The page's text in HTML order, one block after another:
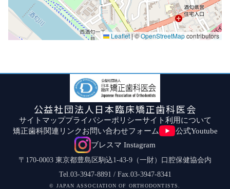
Leaflet|©OpenStreetMapcontributors
公益社団法人日本臨床矯正歯科医会
サイトマッププライバシーポリシーサイト利用について
矯正歯科関連リンクお問い合わせフォーム
公式Youtube
ブレスマ Instagram
〒170-0003 東京都豊島区駒込1-43-9（一財）口腔保健協会内
Tel.03-3947-8891 / Fax.03-3947-8341
© JAPAN ASSOCIATION OF ORTHODONTISTS.